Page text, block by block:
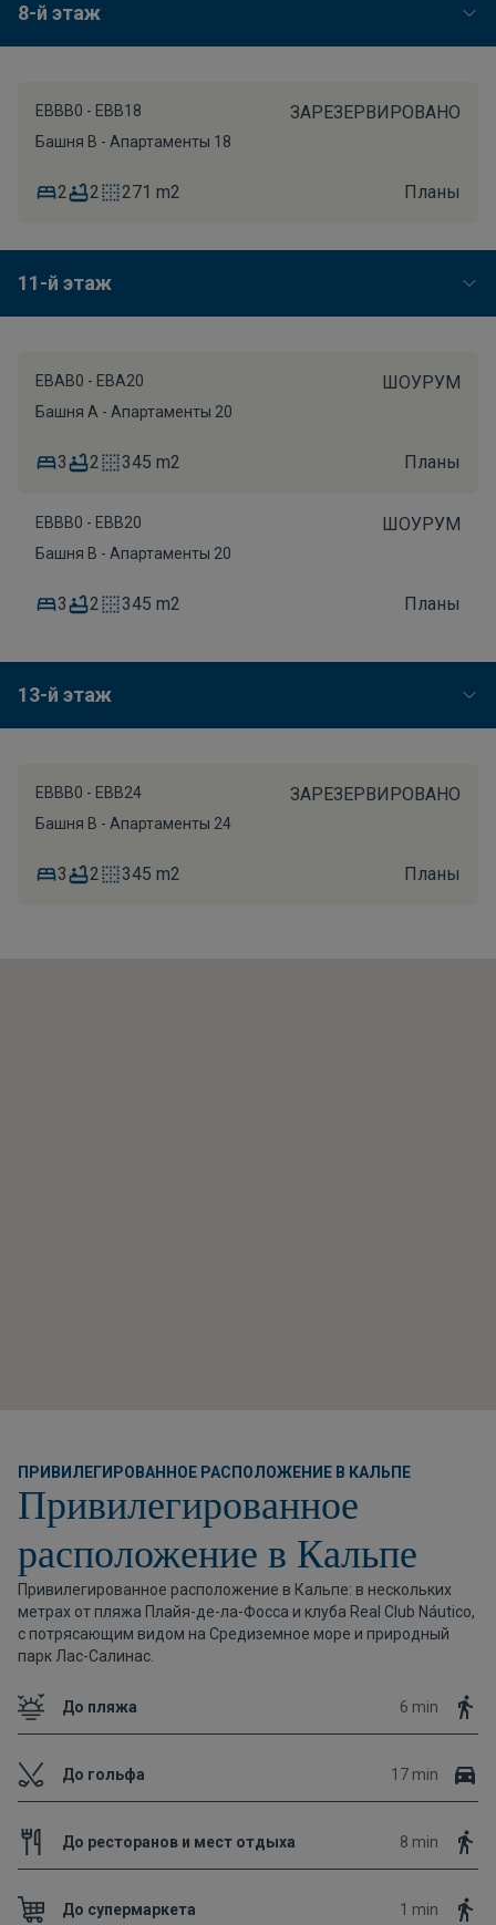
8-й этаж
EBBB0 - EBB18 ЗАРЕЗЕРВИРОВАНО
Башня B - Апартаменты 18
2 2 271 m2 Планы
11-й этаж
EBAB0 - EBA20 ШОУРУМ
Башня A - Апартаменты 20
3 2 345 m2 Планы
EBBB0 - EBB20 ШОУРУМ
Башня B - Апартаменты 20
3 2 345 m2 Планы
13-й этаж
EBBB0 - EBB24 ЗАРЕЗЕРВИРОВАНО
Башня B - Апартаменты 24
3 2 345 m2 Планы
ПРИВИЛЕГИРОВАННОЕ РАСПОЛОЖЕНИЕ В КАЛЬПЕ
Привилегированное
расположение в Кальпе
Привилегированное расположение в Кальпе: в нескольких
метрах от пляжа Плайя-де-ла-Фосса и клуба Real Club Náutico,
с потрясающим видом на Средиземное море и природный
парк Лас-Салинас.
До пляжа 6 min
До гольфа 17 min
До ресторанов и мест отдыха 8 min
До супермаркета 1 min